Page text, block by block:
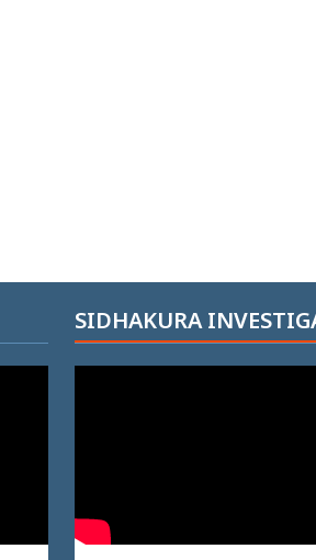
SIDHAKURA